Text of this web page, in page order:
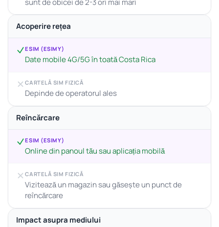
Acoperire rețea
ESIM (ESIMY)
Date mobile 4G/5G în toată Costa Rica
CARTELĂ SIM FIZICĂ
Depinde de operatorul ales
Reîncărcare
ESIM (ESIMY)
Online din panoul tău sau aplicația mobilă
CARTELĂ SIM FIZICĂ
Vizitează un magazin sau găsește un punct de
reîncărcare
Impact asupra mediului